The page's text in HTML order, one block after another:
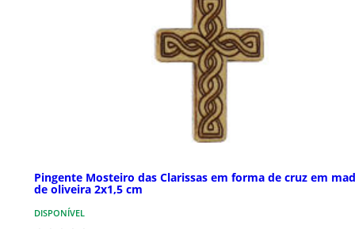
Pingente Mosteiro das Clarissas em forma de cruz em
de oliveira 2x1,5 cm
DISPONÍVEL